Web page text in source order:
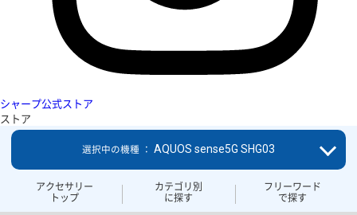
シャープ公式ストア
ストア
アクセサリー
トップ
カテゴリ別
に探す
フリーワード
で探す
選択中の機種 ： AQUOS sense5G SHG03